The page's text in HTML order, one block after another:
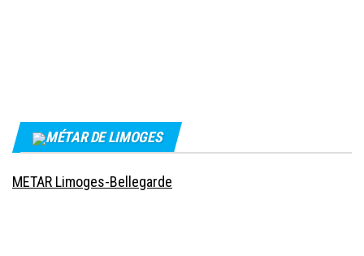
MÉTAR DE LIMOGES
METAR Limoges-Bellegarde